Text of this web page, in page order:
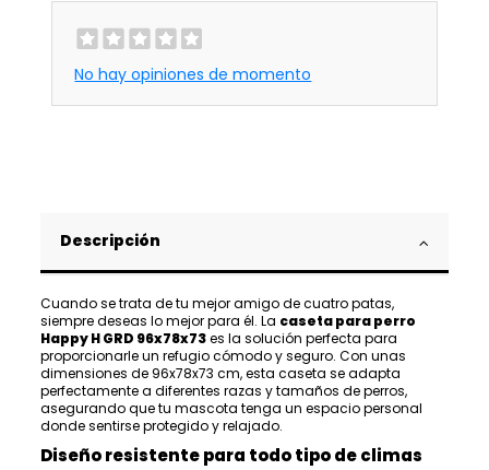
No hay opiniones de momento
Descripción
Cuando se trata de tu mejor amigo de cuatro patas,
siempre deseas lo mejor para él. La caseta para perro
Happy H GRD 96x78x73es la solución perfecta para
proporcionarle un refugio cómodo y seguro. Con unas
dimensiones de 96x78x73 cm, esta caseta se adapta
perfectamente a diferentes razas y tamaños de perros,
asegurando que tu mascota tenga un espacio personal
donde sentirse protegido y relajado.
Diseño resistente para todo tipo de climas